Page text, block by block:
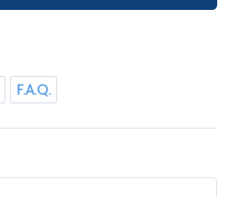
F.A.Q.